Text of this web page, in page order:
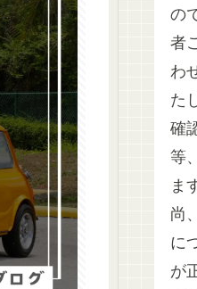
の
者
わ
た
確
等
ま
尚
に
が